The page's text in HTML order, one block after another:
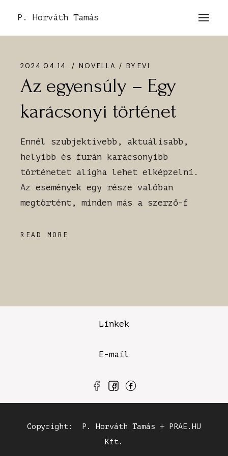
P. Horváth Tamás
2024.04.14. NOVELLA BY EVI
Az egyensúly – Egy
karácsonyi történet
Ennél szubjektívebb, aktuálisabb,
helyibb és furán karácsonyibb
történetet aligha lehet elképzelni.
Az események egy része valóban
megtörtént, minden más a szerző-f
READ MORE
Linkek
E-mail
Copyright: P. Horváth Tamás + PRAE.HU
Kft.